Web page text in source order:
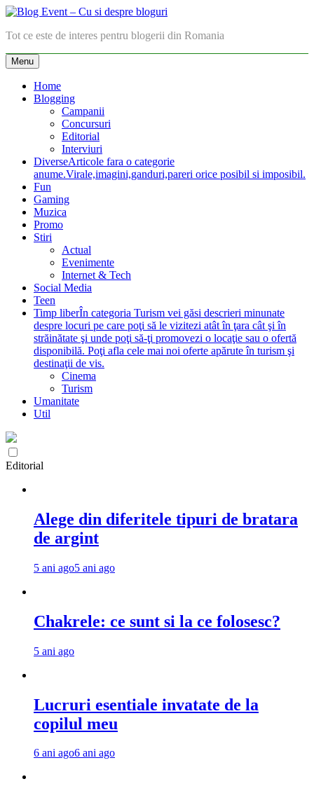
Skip
content
Blog Event – Cu si despre bloguri
Tot ce este de interes pentru blogerii din Romania
Menu
Home
Blogging
Campanii
Concursuri
Editorial
Interviuri
DiverseArticole fara o categorie
anume.Virale,imagini,ganduri,pareri orice posibil si imposibil.
Fun
Gaming
Muzica
Promo
Stiri
Actual
Evenimente
Internet & Tech
Social Media
Teen
Timp liberÎn categoria Turism vei găsi descrieri minunate
despre locuri pe care poţi să le vizitezi atât în ţara cât şi în
străinătate şi unde poţi să-ţi promovezi o locaţie sau o ofertă
disponibilă. Poţi afla cele mai noi oferte apărute în turism şi
destinaţii de vis.
Cinema
Turism
Umanitate
Util
Editorial
Alege din diferitele tipuri de bratara
de argint
5 ani ago5 ani ago
Chakrele: ce sunt si la ce folosesc?
5 ani ago
Lucruri esentiale invatate de la
copilul meu
6 ani ago6 ani ago